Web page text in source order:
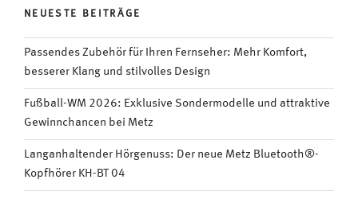
NEUESTE BEITRÄGE
Passendes Zubehör für Ihren Fernseher: Mehr Komfort,
besserer Klang und stilvolles Design
Fußball-WM 2026: Exklusive Sondermodelle und attraktive
Gewinnchancen bei Metz
Langanhaltender Hörgenuss: Der neue Metz Bluetooth®-
Kopfhörer KH-BT 04